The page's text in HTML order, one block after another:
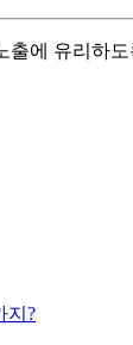
에 유리하
지?